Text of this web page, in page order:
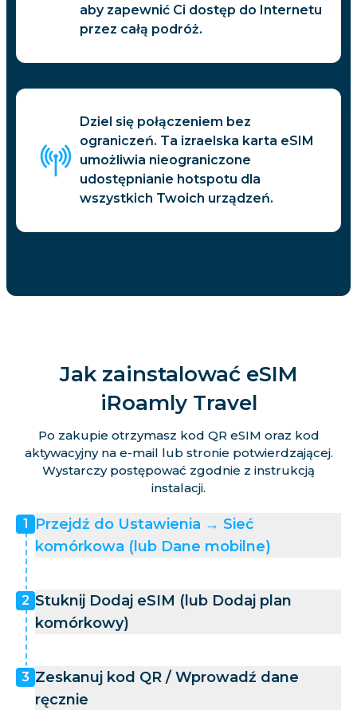
aby zapewnić Ci dostęp do Internetu
przez całą podróż.
Dziel się połączeniem bez
ograniczeń. Ta izraelska karta eSIM
umożliwia nieograniczone
udostępnianie hotspotu dla
wszystkich Twoich urządzeń.
Jak zainstalować eSIM
iRoamly Travel
Po zakupie otrzymasz kod QR eSIM oraz kod
aktywacyjny na e-mail lub stronie potwierdzającej.
Wystarczy postępować zgodnie z instrukcją
instalacji.
1
Przejdź do Ustawienia → Sieć
komórkowa (lub Dane mobilne)
2 Stuknij Dodaj eSIM (lub Dodaj plan
komórkowy)
3 Zeskanuj kod QR / Wprowadź dane
ręcznie